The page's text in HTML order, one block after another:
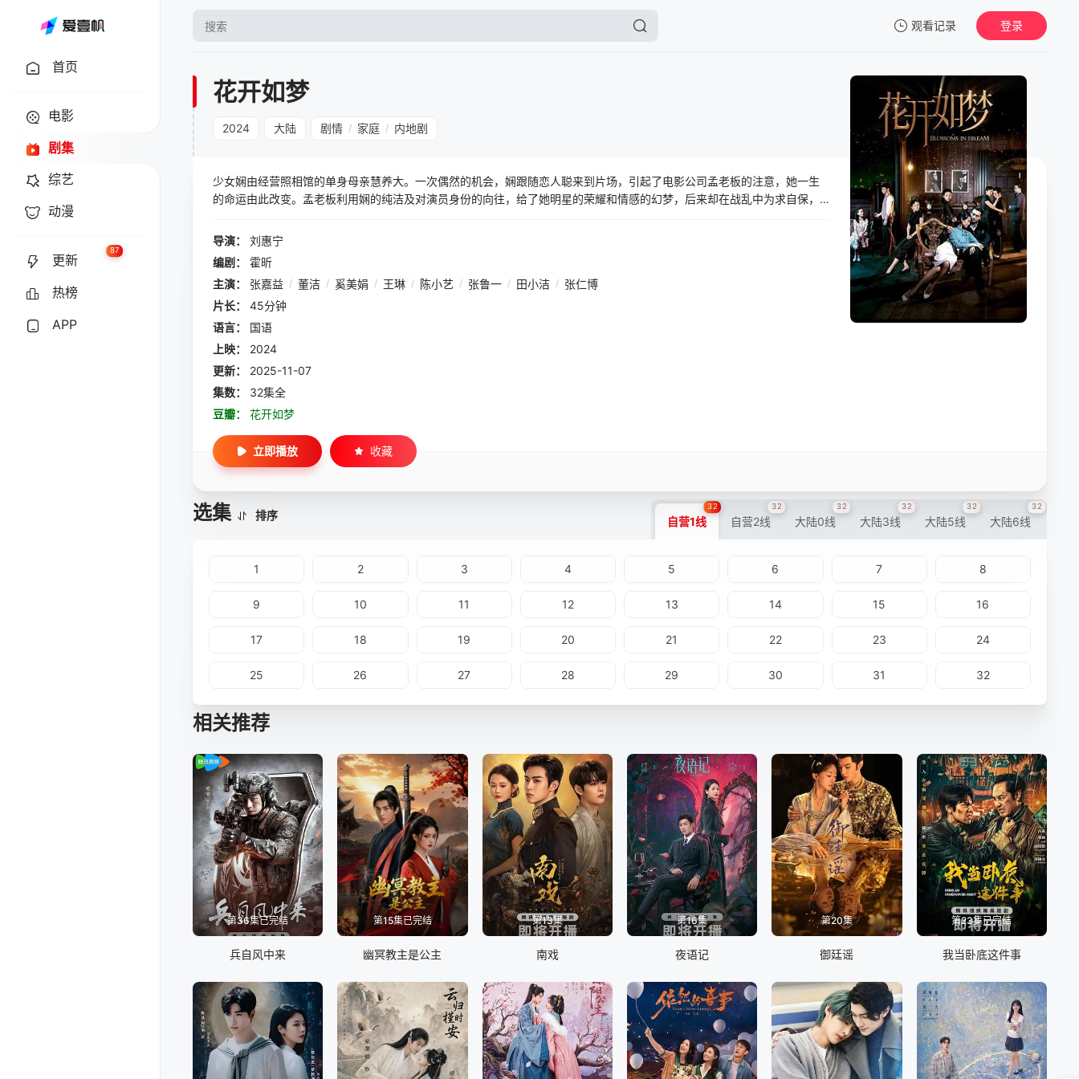
观看记录
暂无观看影片的记录
登录
首页
电影
剧集
综艺
动漫
更新
87
热榜
APP
花开如梦
2024 大陆 剧情 / 家庭 / 内地剧
少女娴由经营照相馆的单身母亲慧养大。一次偶然的机会，娴跟随恋人聪来到片场，引起了电影公司孟老板的注意，她一生
的命运由此改变。孟老板利用娴的纯洁及对演员身份的向往，给了她明星的荣耀和情感的幻梦，后来却在战乱中为求自保，
逝，芝也长大成人，她和同在造船厂工作的同学邹杰相恋。由于身世背景，这对年轻人的爱情受到阻挠，尽管如此，一心追
生境遇让两代人思想碰撞所产生的种种误会终获冰释，母女共同迎来各自的美好生活。
导演：
刘惠宁
编剧：
霍昕
主演：
张嘉益 / 董洁 / 奚美娟 / 王琳 / 陈小艺 / 张鲁一 / 田小洁 / 张仁博
片长：
45分钟
语言：
国语
上映：
2024
更新：
2025-11-07
集数：
32集全
豆瓣：
花开如梦
立即播放 收藏
选集 排序 自营1线
32
自营2线
32
大陆0线
32
大陆3线
32
大陆5线
32
大陆6线
32
1 2 3 4 5 6 7 8
9 10 11 12 13 14 15 16
17 18 19 20 21 22 23 24
25 26 27 28 29 30 31 32
相关推荐
第36集已完结
兵自风中来
第15集已完结
幽冥教主是公主
第13集
南戏
第16集
夜语记
第20集
御廷谣
第23集已完结
我当卧底这件事